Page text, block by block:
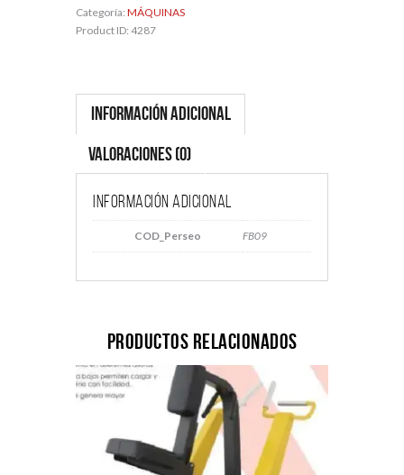
Categoría: MÁQUINAS
Product ID: 4287
Información adicional
Valoraciones (0)
Información adicional
COD_Perseo FB09
Productos relacionados